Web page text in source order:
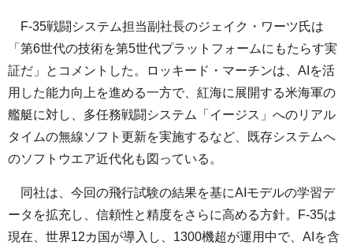
F-35戦闘システム担当副社長のジェイク・ワーツ氏は
「第6世代の技術を第5世代プラットフォームにもたらす実
証だ」とコメントした。ロッキード・マーチンは、AIを活
用した能力向上を進める一方で、紅海に展開する米海軍の
艦艇に対し、多任務戦闘システム「イージス」へのリアル
タイムの無線ソフト更新を実施するなど、既存システムへ
のソフトウエア近代化も図っている。
同社は、今回の飛行試験の結果を基にAIモデルの学習デ
ータを拡充し、信頼性と精度をさらに高める方針。F-35は
現在、世界12カ国が導入し、1300機超が運用中で、AIを含